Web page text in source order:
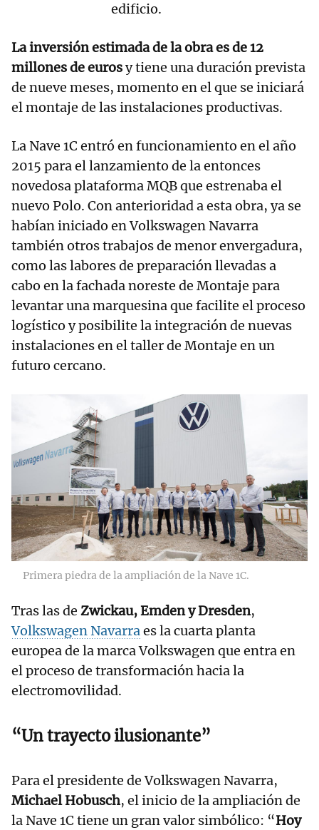
edificio.
La inversión estimada de la obra es de 12
millones de eurosy tiene una duración prevista
de nueve meses, momento en el que se iniciará
el montaje de las instalaciones productivas.
La Nave 1C entró en funcionamiento en el año
2015 para el lanzamiento de la entonces
novedosa plataforma MQB que estrenaba el
nuevo Polo. Con anterioridad a esta obra, ya se
habían iniciado en Volkswagen Navarra
también otros trabajos de menor envergadura,
como las labores de preparación llevadas a
cabo en la fachada noreste de Montaje para
levantar una marquesina que facilite el proceso
logístico y posibilite la integración de nuevas
instalaciones en el taller de Montaje en un
futuro cercano.
Primera piedra de la ampliación de la Nave 1C.
Tras las de Zwickau, Emden y Dresden,
Volkswagen Navarraes la cuarta planta
europea de la marca Volkswagen que entra en
el proceso de transformación hacia la
electromovilidad.
“Un trayecto ilusionante”
Para el presidente de Volkswagen Navarra,
Michael Hobusch, el inicio de la ampliación de
la Nave 1C tiene un gran valor simbólico: “Hoy